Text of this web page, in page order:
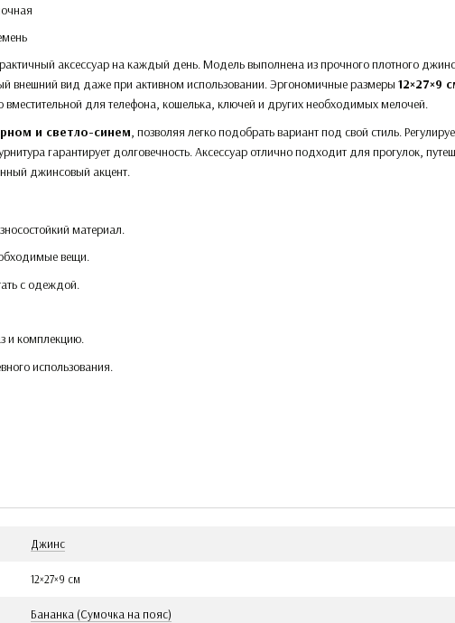
аксессуар на каждый день. Модель выполнена из прочного плотного
внешний вид даже при активном использовании. Эргономичные размеры 12×27×9
для телефона, кошелька, ключей и других необходимых мелочей.
и светло-синем, позволяя легко подобрать вариант под свой стиль.
гарантирует долговечность. Аксессуар отлично подходит для прогулок,
джинсовый акцент.
материал.
вещи.
с одеждой.
и комплекцию.
использования.
Джинс
12×27×9 см
Бананка (Сумочка на пояс)